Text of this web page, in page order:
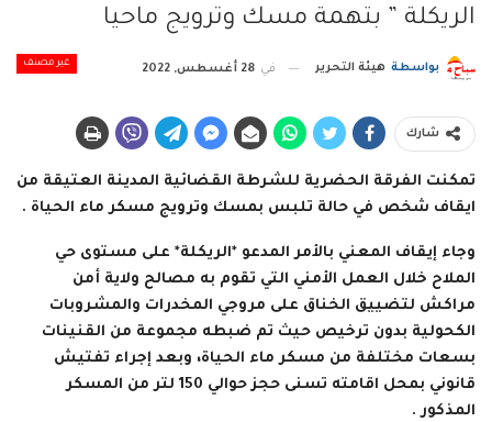
الريكلة ” بتهمة مسك وترويج ماحيا
غير مصنف بواسطة هيئة التحرير في 28 أغسطس, 2022
شارك
تمكنت الفرقة الحضرية للشرطة القضائية المدينة العتيقة من
ايقاف شخص في حالة تلبس بمسك وترويج مسكر ماء الحياة .
وجاء إيقاف المعني بالأمر المدعو *الريكلة* على مستوى حي
الملاح خلال العمل الأمني التي تقوم به مصالح ولاية أمن
مراكش لتضييق الخناق على مروجي المخدرات والمشروبات
الكحولية بدون ترخيص حيث تم ضبطه مجموعة من القنينات
بسعات مختلفة من مسكر ماء الحياة، وبعد إجراء تفتيش
قانوني بمحل اقامته تسنى حجز حوالي 150 لتر من المسكر
المذكور .